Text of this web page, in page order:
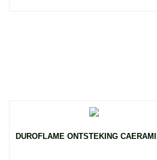
DUROFLAME ONTSTEKING